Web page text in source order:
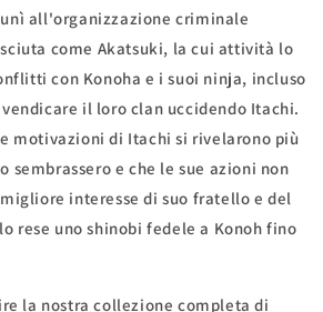
all'organizzazione criminale
come Akatsuki, la cui attività lo
con Konoha e i suoi ninja, incluso
il loro clan uccidendo Itachi.
motivazioni di Itachi si rivelarono più
sembrassero e che le sue azioni non
interesse di suo fratello e del
rese uno shinobi fedele a Konoh fino
la nostra collezione completa di